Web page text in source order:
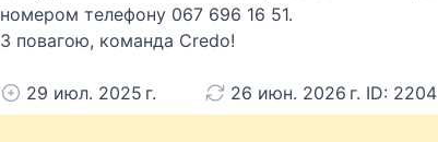
номером телефону 067 696 16 51.
З повагою, команда Credo!
29 июл. 2025 г. 26 июн. 2026 г. ID: 2204